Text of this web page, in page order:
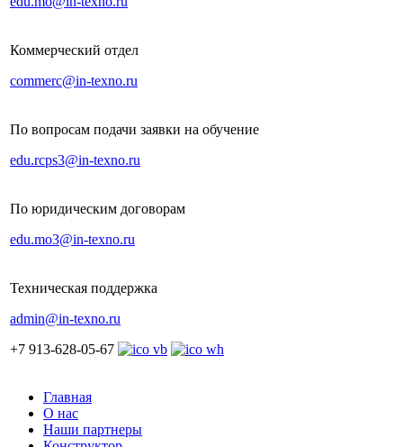
Коммерческий отдел
commerc@in-texno.ru
По вопросам подачи заявки на обучение
edu.rcps3@in-texno.ru
По юридическим договорам
edu.mo3@in-texno.ru
Техническая поддержка
admin@in-texno.ru
+7 913-628-05-67
Главная
О нас
Наши партнеры